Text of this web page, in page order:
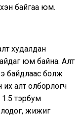
байгаа юм.
худалдан
юм байна. Алт
байдлаас болж
алт олборлогч
тэрбум
жижиг